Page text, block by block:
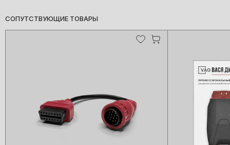
• Наличные — при получении (для Беларуси)
СОПУТСТВУЮЩИЕ ТОВАРЫ